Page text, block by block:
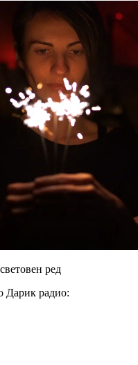
ред
Дарик радио: